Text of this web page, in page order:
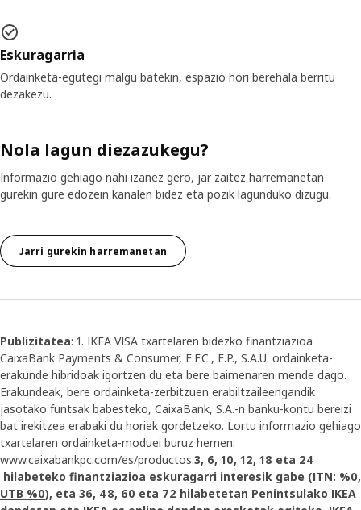
Eskuragarria
Ordainketa-egutegi malgu batekin, espazio hori berehala berritu
dezakezu.
Nola lagun diezazukegu?
Informazio gehiago nahi izanez gero, jar zaitez harremanetan
gurekin gure edozein kanalen bidez eta pozik lagunduko dizugu.
Jarri gurekin harremanetan
Publizitatea: 1. IKEA VISA txartelaren bidezko finantziazioa
CaixaBank Payments & Consumer, E.F.C., E.P., S.A.U. ordainketa-
erakunde hibridoak igortzen du eta bere baimenaren mende dago.
Erakundeak, bere ordainketa-zerbitzuen erabiltzaileengandik
jasotako funtsak babesteko, CaixaBank, S.A.-n banku-kontu bereizi
bat irekitzea erabaki du horiek gordetzeko. Lortu informazio gehiago
txartelaren ordainketa-moduei buruz hemen:
www.caixabankpc.com/es/productos.3, 6, 10, 12, 18 eta 24
hilabeteko finantziazioa eskuragarri interesik gabe (ITN: %0,
UTB %0), eta 36, 48, 60 eta 72 hilabetetan Penintsulako IKEA